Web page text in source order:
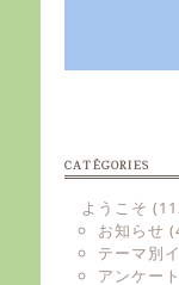
CATÉGORIES
ようこそ
お知らせ
テーマ別
アンケート